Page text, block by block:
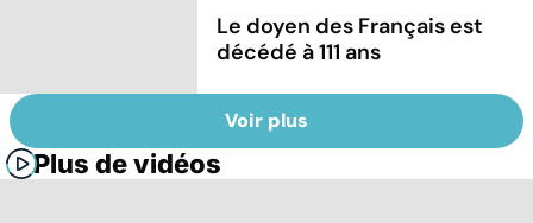
Le doyen des Français est
décédé à 111 ans
Voir plus
Plus de vidéos